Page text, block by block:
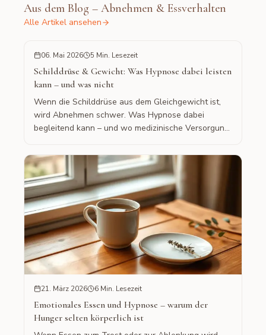
Aus dem Blog – Abnehmen & Essverhalten
Alle Artikel ansehen
06. Mai 2026 5 Min. Lesezeit
Schilddrüse & Gewicht: Was Hypnose dabei leisten
kann – und was nicht
Wenn die Schilddrüse aus dem Gleichgewicht ist,
wird Abnehmen schwer. Was Hypnose dabei
begleitend kann – und wo medizinische Versorgung
21. März 2026 6 Min. Lesezeit
Emotionales Essen und Hypnose – warum der
Hunger selten körperlich ist